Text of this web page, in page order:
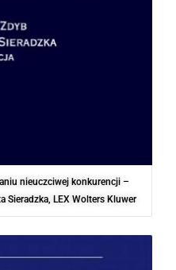
nieuczciwej konkurencji –
Sieradzka, LEX Wolters Kluwer